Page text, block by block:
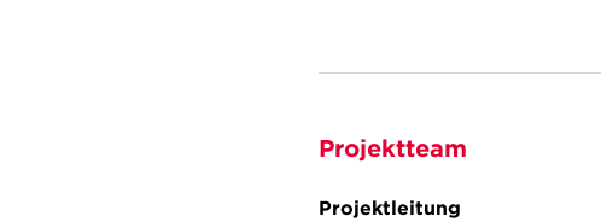
Projektteam
Projektleitung